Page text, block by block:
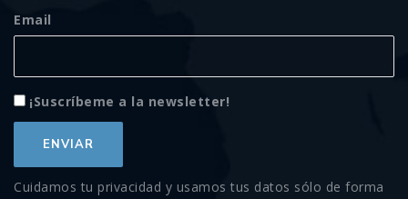
Email
¡Suscríbeme a la newsletter!
Cuidamos tu privacidad y usamos tus datos sólo de forma